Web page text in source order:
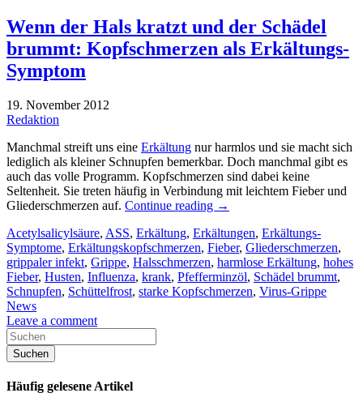
Wenn der Hals kratzt und der Schädel
brummt: Kopfschmerzen als Erkältungs-
Symptom
19. November 2012
Redaktion
Manchmal streift uns eine Erkältung nur harmlos und sie macht sich
lediglich als kleiner Schnupfen bemerkbar. Doch manchmal gibt es
auch das volle Programm. Kopfschmerzen sind dabei keine
Seltenheit. Sie treten häufig in Verbindung mit leichtem Fieber und
Gliederschmerzen auf. Continue reading →
Acetylsalicylsäure, ASS, Erkältung, Erkältungen, Erkältungs-
Symptome, Erkältungskopfschmerzen, Fieber, Gliederschmerzen,
grippaler infekt, Grippe, Halsschmerzen, harmlose Erkältung, hohes
Fieber, Husten, Influenza, krank, Pfefferminzöl, Schädel brummt,
Schnupfen, Schüttelfrost, starke Kopfschmerzen, Virus-Grippe
News
Leave a comment
Häufig gelesene Artikel